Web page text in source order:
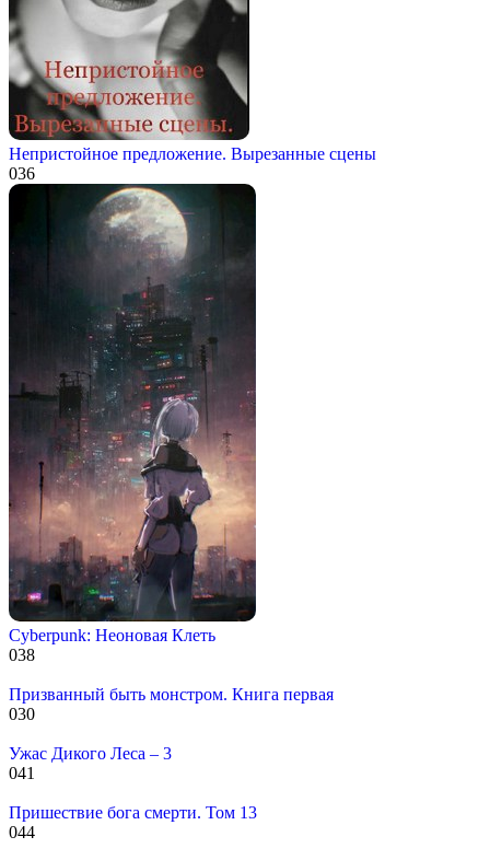
Непристойное предложение. Вырезанные сцены
036
Cyberpunk: Неоновая Клеть
038
Призванный быть монстром. Книга первая
030
Ужас Дикого Леса – 3
041
Пришествие бога смерти. Том 13
044